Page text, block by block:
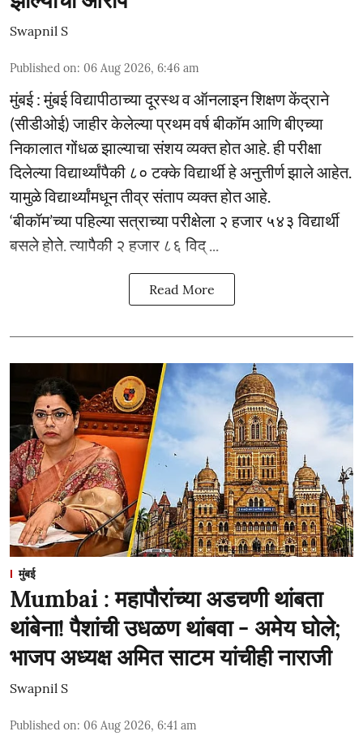
Swapnil S
Published on: 06 Aug 2026, 6:46 am
मुंबई : मुंबई विद्यापीठाच्या दूरस्थ व ऑनलाइन शिक्षण केंद्राने
(सीडीओई) जाहीर केलेल्या प्रथम वर्ष बीकॉम आणि बीएच्या
निकालात गोंधळ झाल्याचा संशय व्यक्त होत आहे. ही परीक्षा
दिलेल्या विद्यार्थ्यांपैकी ८० टक्के विद्यार्थी हे अनुत्तीर्ण झाले आहेत.
यामुळे विद्यार्थ्यांमधून तीव्र संताप व्यक्त होत आहे.
‘बीकॉम’च्या पहिल्या सत्राच्या परीक्षेला २ हजार ५४३ विद्यार्थी
बसले होते. त्यापैकी २ हजार ८६ विद् ...
Read More
मुंबई
Mumbai : महापौरांच्या अडचणी थांबता
थांबेना! पैशांची उधळण थांबवा - अमेय घोले;
भाजप अध्यक्ष अमित साटम यांचीही नाराजी
Swapnil S
Published on: 06 Aug 2026, 6:41 am